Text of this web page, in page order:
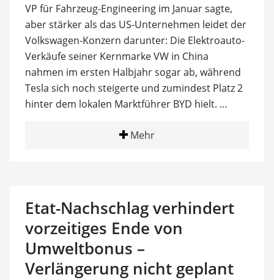
VP für Fahrzeug-Engineering im Januar sagte,
aber stärker als das US-Unternehmen leidet der
Volkswagen-Konzern darunter: Die Elektroauto-
Verkäufe seiner Kernmarke VW in China
nahmen im ersten Halbjahr sogar ab, während
Tesla sich noch steigerte und zumindest Platz 2
hinter dem lokalen Marktführer BYD hielt. …
Mehr
Etat-Nachschlag verhindert
vorzeitiges Ende von
Umweltbonus –
Verlängerung nicht geplant